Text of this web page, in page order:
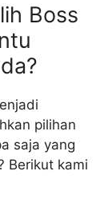
Boss
pilihan
saja yang
Berikut kami